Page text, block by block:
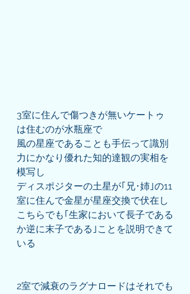
3室に住んで傷つきが無いケートゥ
は住むのが水瓶座で
風の星座であることも手伝って識別
力にかなり優れた知的達観の実相を
模写し
ディスポジターの土星が｢兄･姉｣の11
室に住んで金星が星座交換で伏在し
こちらでも｢生家において長子である
か逆に末子である｣ことを説明できて
いる
2室で減衰のラグナロードはそれでも